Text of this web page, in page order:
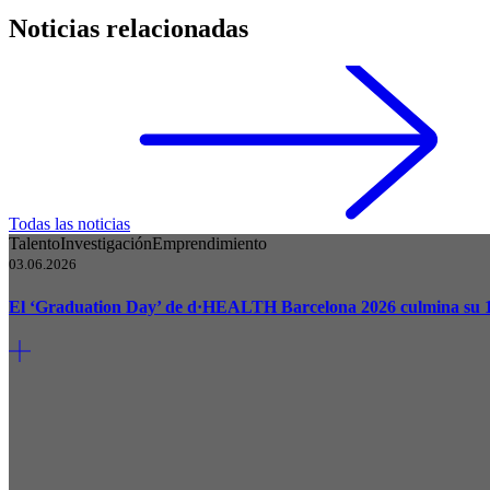
Noticias relacionadas
Todas las noticias
TalentoInvestigaciónEmprendimiento
03.06.2026
El ‘Graduation Day’ de d·HEALTH Barcelona 2026 culmina su